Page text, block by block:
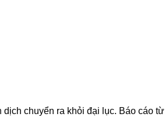
chuyển ra khỏi đại lục. Báo cáo từ